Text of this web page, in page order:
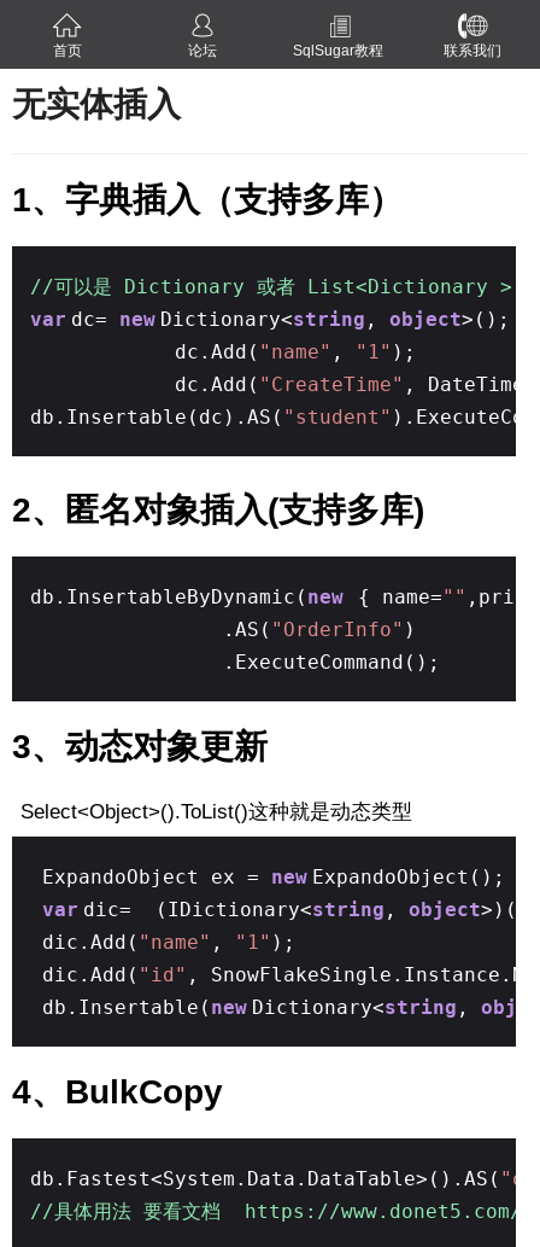
首页 论坛 SqlSugar教程 联系我们
无实体插入
1、字典插入（支持多库）
//可以是 Dictionary 或者 List<Dictionary >
var dc= new Dictionary<string , object>();
dc.Add( "name" , "1" );
dc.Add( "CreateTime" ,
db.Insertable(dc).AS( "student"
2、匿名对象插入(支持多库)
db.InsertableByDynamic( new { name=""
.AS( "OrderInfo" )
.ExecuteCommand();
3、动态对象更新
Select<Object>().ToList()这种就是动态类型
ExpandoObject ex = new ExpandoObject();
var dic= (IDictionary<string , object
dic.Add( "name" , "1" );
dic.Add( "id" ,
db.Insertable( new Dictionary<string ,
4、BulkCopy
db.Fastest<System.Data.DataTable>().AS(
//具体用法 要看文档 https://www.donet5.com/